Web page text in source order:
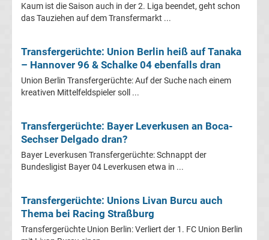
Bundesliga
2.
Liga
Liga
DFB-
Pokal
Champions
Kaum ist die Saison auch in der 2. Liga beendet, geht schon
das Tauziehen auf dem Transfermarkt ...
Transfergerüchte: Union Berlin heiß auf Tanaka
– Hannover 96 & Schalke 04 ebenfalls dran
Union Berlin Transfergerüchte: Auf der Suche nach einem
kreativen Mittelfeldspieler soll ...
Transfergerüchte: Bayer Leverkusen an Boca-
Sechser Delgado dran?
Bayer Leverkusen Transfergerüchte: Schnappt der
Bundesligist Bayer 04 Leverkusen etwa in ...
Transfergerüchte: Unions Livan Burcu auch
Thema bei Racing Straßburg
Transfergerüchte Union Berlin: Verliert der 1. FC Union Berlin